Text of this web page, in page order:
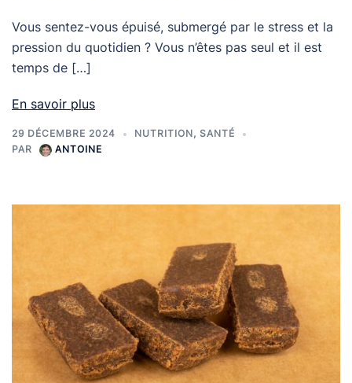
Vous sentez-vous épuisé, submergé par le stress et la
pression du quotidien ? Vous n’êtes pas seul et il est
temps de […]
En savoir plus
29 DÉCEMBRE 2024 NUTRITION, SANTÉ
PAR
ANTOINE